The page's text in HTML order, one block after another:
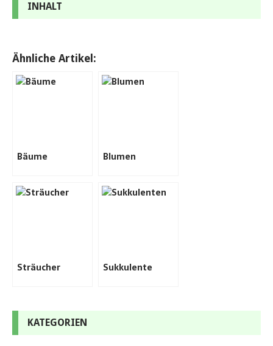
INHALT
Ähnliche Artikel:
Bäume Blumen
Sträucher Sukkulente
KATEGORIEN